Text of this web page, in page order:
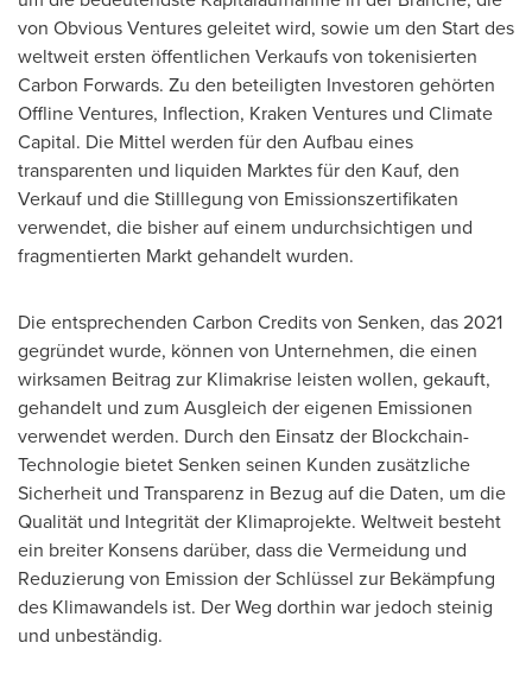
von Obvious Ventures geleitet wird, sowie um den Start des
weltweit ersten öffentlichen Verkaufs von tokenisierten
Carbon Forwards. Zu den beteiligten Investoren gehörten
Offline Ventures, Inflection, Kraken Ventures und Climate
Capital. Die Mittel werden für den Aufbau eines
transparenten und liquiden Marktes für den Kauf, den
Verkauf und die Stilllegung von Emissionszertifikaten
verwendet, die bisher auf einem undurchsichtigen und
fragmentierten Markt gehandelt wurden.
Die entsprechenden Carbon Credits von Senken, das 2021
gegründet wurde, können von Unternehmen, die einen
wirksamen Beitrag zur Klimakrise leisten wollen, gekauft,
gehandelt und zum Ausgleich der eigenen Emissionen
verwendet werden. Durch den Einsatz der Blockchain-
Technologie bietet Senken seinen Kunden zusätzliche
Sicherheit und Transparenz in Bezug auf die Daten, um die
Qualität und Integrität der Klimaprojekte. Weltweit besteht
ein breiter Konsens darüber, dass die Vermeidung und
Reduzierung von Emission der Schlüssel zur Bekämpfung
des Klimawandels ist. Der Weg dorthin war jedoch steinig
und unbeständig.